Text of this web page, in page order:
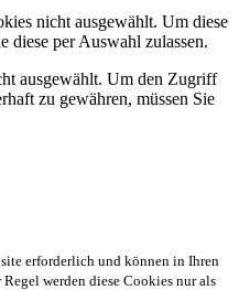
nicht ausgewählt. Um diese
diese per Auswahl zulassen.
ausgewählt. Um den Zugriff
zu gewähren, müssen Sie
erforderlich und können in Ihren
werden diese Cookies nur als